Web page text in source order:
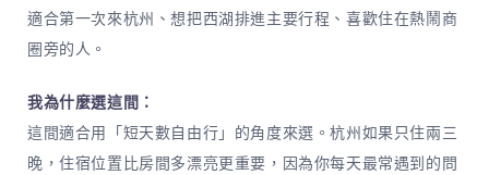
適合第一次來杭州、想把西湖排進主要行程、喜歡住在熱鬧商
圈旁的人。
我為什麼選這間：
這間適合用「短天數自由行」的角度來選。杭州如果只住兩三
晚，住宿位置比房間多漂亮更重要，因為你每天最常遇到的問